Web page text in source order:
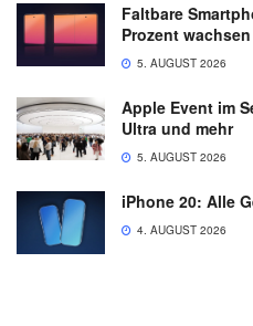
Faltbare
Prozent wachsen
5. AUGUST 2026
Apple Event im
Ultra und mehr
5. AUGUST 2026
iPhone 20: Alle
4. AUGUST 2026